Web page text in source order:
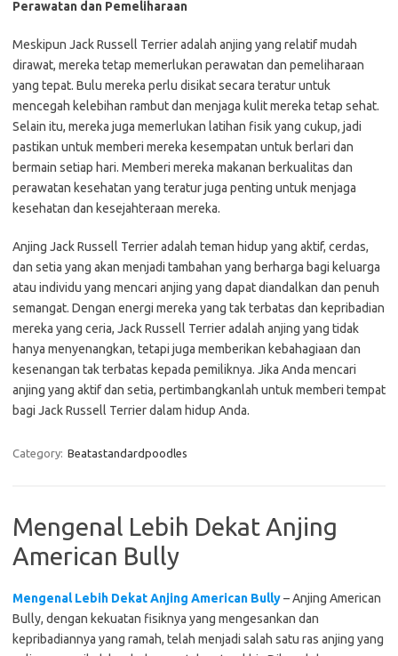
Perawatan dan Pemeliharaan
Meskipun Jack Russell Terrier adalah anjing yang relatif mudah
dirawat, mereka tetap memerlukan perawatan dan pemeliharaan
yang tepat. Bulu mereka perlu disikat secara teratur untuk
mencegah kelebihan rambut dan menjaga kulit mereka tetap sehat.
Selain itu, mereka juga memerlukan latihan fisik yang cukup, jadi
pastikan untuk memberi mereka kesempatan untuk berlari dan
bermain setiap hari. Memberi mereka makanan berkualitas dan
perawatan kesehatan yang teratur juga penting untuk menjaga
kesehatan dan kesejahteraan mereka.
Anjing Jack Russell Terrier adalah teman hidup yang aktif, cerdas,
dan setia yang akan menjadi tambahan yang berharga bagi keluarga
atau individu yang mencari anjing yang dapat diandalkan dan penuh
semangat. Dengan energi mereka yang tak terbatas dan kepribadian
mereka yang ceria, Jack Russell Terrier adalah anjing yang tidak
hanya menyenangkan, tetapi juga memberikan kebahagiaan dan
kesenangan tak terbatas kepada pemiliknya. Jika Anda mencari
anjing yang aktif dan setia, pertimbangkanlah untuk memberi tempat
bagi Jack Russell Terrier dalam hidup Anda.
Category: Beatastandardpoodles
Mengenal Lebih Dekat Anjing
American Bully
Mengenal Lebih Dekat Anjing American Bully– Anjing American
Bully, dengan kekuatan fisiknya yang mengesankan dan
kepribadiannya yang ramah, telah menjadi salah satu ras anjing yang